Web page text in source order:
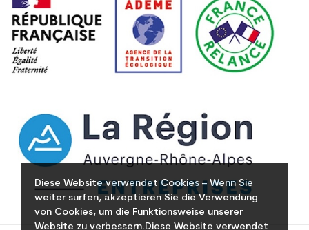
Diese Website verwendet Cookies – Wenn Sie
weiter surfen, akzeptieren Sie die Verwendung
von Cookies, um die Funktionsweise unserer
Website zu verbessern.Diese Website verwendet